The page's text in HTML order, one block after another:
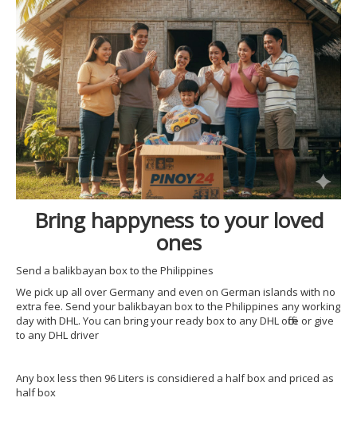
Bring happyness to your loved
ones
Send a balikbayan box to the Philippines
We pick up all over Germany and even on German islands with no
extra fee. Send your balikbayan box to the Philippines any working
day with DHL. You can bring your ready box to any DHL office or give
to any DHL driver
Any box less then 96 Liters is considiered a half box and priced as
half box